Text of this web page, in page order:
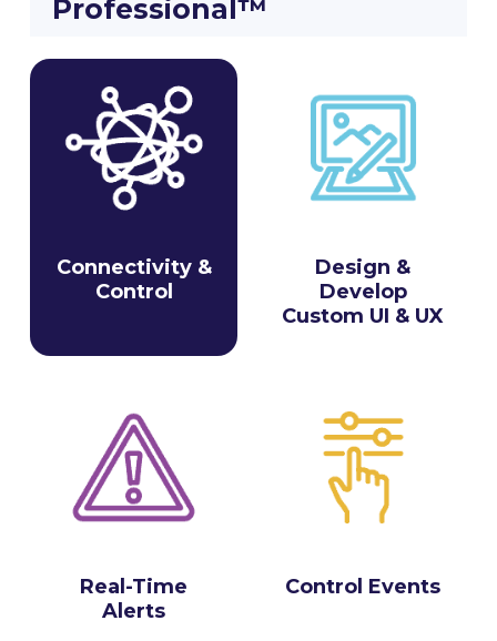
Professional™
Connectivity &
Control
Design &
Develop
Custom UI & UX
Real-Time
Alerts
Control Events